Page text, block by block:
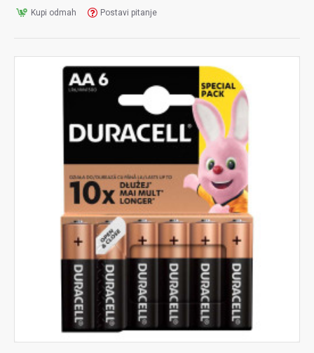
Kupi odmah Postavi pitanje